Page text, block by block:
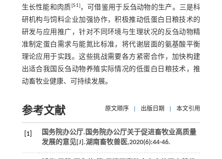
生长性能和肉质[51]，可借鉴用于反刍动物的生产。三是科
研机构与饲料企业加强协作，积极推动低蛋白日粮技术的
研发与应用推广，针对不同环境与生理状况的反刍动物精
准制定蛋白需求与能氮比标准，将代谢层面的氨基酸平衡
理论应用于实践。这些挑战需要各方紧密合作，加快构建
出适合我国反刍动物养殖实际情况的低蛋白日粮技术，推
动畜牧业健康、可持续发展。
参考文献 原文顺序 出版日期 本文引用
[1]
国务院办公厅.国务院办公厅关于促进畜牧业高质量
发展的意见[J].湖南畜牧兽医,2020(6):44-46.